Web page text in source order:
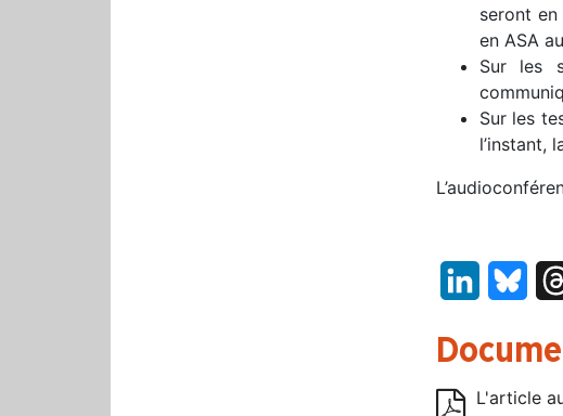
seront
en ASA
Sur les
Sur les
l’instant,
LinkedIn
L'article